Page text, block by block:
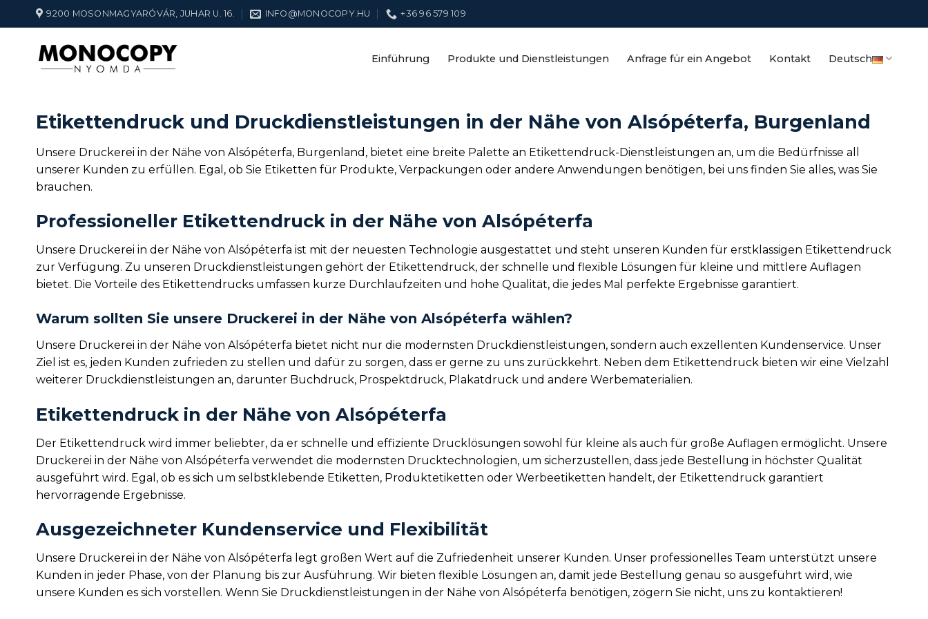
Inhalt
springen
9200 MOSONMAGYARÓVÁR, JUHAR U. 16. INFO@MONOCOPY.HU +36 96 579 109
Einführung Produkte und Dienstleistungen Anfrage für ein Angebot Kontakt Deutsch
Etikettendruck und Druckdienstleistungen in der Nähe von Alsópéterfa, Burgenland
Unsere Druckerei in der Nähe von Alsópéterfa, Burgenland, bietet eine breite Palette an Etikettendruck-Dienstleistungen an, um die Bedürfnisse all
unserer Kunden zu erfüllen. Egal, ob Sie Etiketten für Produkte, Verpackungen oder andere Anwendungen benötigen, bei uns finden Sie alles, was Sie
brauchen.
Professioneller Etikettendruck in der Nähe von Alsópéterfa
Unsere Druckerei in der Nähe von Alsópéterfa ist mit der neuesten Technologie ausgestattet und steht unseren Kunden für erstklassigen Etikettendruck
zur Verfügung. Zu unseren Druckdienstleistungen gehört der Etikettendruck, der schnelle und flexible Lösungen für kleine und mittlere Auflagen
bietet. Die Vorteile des Etikettendrucks umfassen kurze Durchlaufzeiten und hohe Qualität, die jedes Mal perfekte Ergebnisse garantiert.
Warum sollten Sie unsere Druckerei in der Nähe von Alsópéterfa wählen?
Unsere Druckerei in der Nähe von Alsópéterfa bietet nicht nur die modernsten Druckdienstleistungen, sondern auch exzellenten Kundenservice. Unser
Ziel ist es, jeden Kunden zufrieden zu stellen und dafür zu sorgen, dass er gerne zu uns zurückkehrt. Neben dem Etikettendruck bieten wir eine Vielzahl
weiterer Druckdienstleistungen an, darunter Buchdruck, Prospektdruck, Plakatdruck und andere Werbematerialien.
Etikettendruck in der Nähe von Alsópéterfa
Der Etikettendruck wird immer beliebter, da er schnelle und effiziente Drucklösungen sowohl für kleine als auch für große Auflagen ermöglicht. Unsere
Druckerei in der Nähe von Alsópéterfa verwendet die modernsten Drucktechnologien, um sicherzustellen, dass jede Bestellung in höchster Qualität
ausgeführt wird. Egal, ob es sich um selbstklebende Etiketten, Produktetiketten oder Werbeetiketten handelt, der Etikettendruck garantiert
hervorragende Ergebnisse.
Ausgezeichneter Kundenservice und Flexibilität
Unsere Druckerei in der Nähe von Alsópéterfa legt großen Wert auf die Zufriedenheit unserer Kunden. Unser professionelles Team unterstützt unsere
Kunden in jeder Phase, von der Planung bis zur Ausführung. Wir bieten flexible Lösungen an, damit jede Bestellung genau so ausgeführt wird, wie
unsere Kunden es sich vorstellen. Wenn Sie Druckdienstleistungen in der Nähe von Alsópéterfa benötigen, zögern Sie nicht, uns zu kontaktieren!